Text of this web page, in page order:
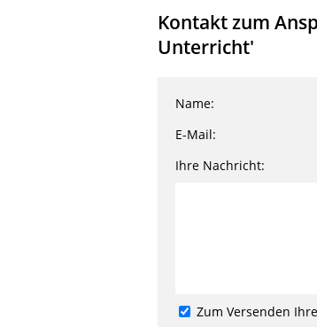
Kontakt zum
Unterricht'
Name:
E-Mail:
Ihre Nachricht:
Zum Versenden